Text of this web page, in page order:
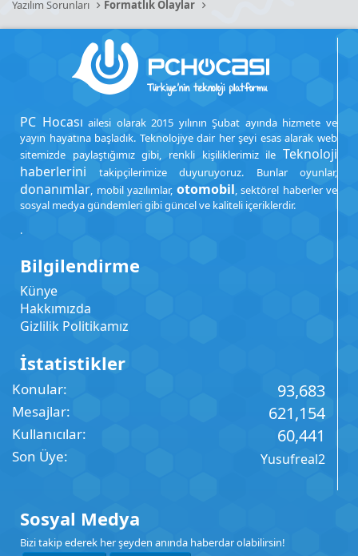
Yazılım Sorunları
Formatlık Olaylar
PC Hocası ailesi olarak 2015 yılının Şubat ayında hizmete ve
yayın hayatına başladık. Teknolojiye dair her şeyi esas alarak web
sitemizde paylaştığımız gibi, renkli kişiliklerimiz ile Teknoloji
haberlerini takipçilerimize duyuruyoruz. Bunlar oyunlar,
donanımlar, mobil yazılımlar, otomobil, sektörel haberler ve
sosyal medya gündemleri gibi güncel ve kaliteli içeriklerdir.
.
Bilgilendirme
Künye
Hakkımızda
Gizlilik Politikamız
İstatistikler
Konular 93,683
Mesajlar 621,154
Kullanıcılar 60,441
Son Üye Yusufreal2
Sosyal Medya
Bizi takip ederek her şeyden anında haberdar olabilirsin!